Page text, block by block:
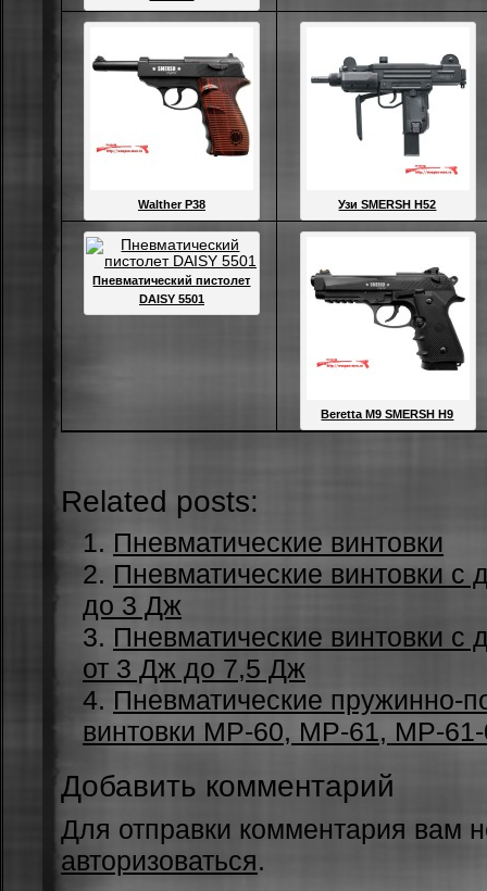
Walther P38 Узи SMERSH H52
Пневматический пистолет
DAISY 5501
Beretta M9 SMERSH H9
Related posts:
Пневматические винтовки
Пневматические винтовки с
до 3 Дж
Пневматические винтовки с
от 3 Дж до 7,5 Дж
Пневматические пружинно-
винтовки МР-60, МР-61, МР-
Добавить комментарий
Для отправки комментария вам
авторизоваться.